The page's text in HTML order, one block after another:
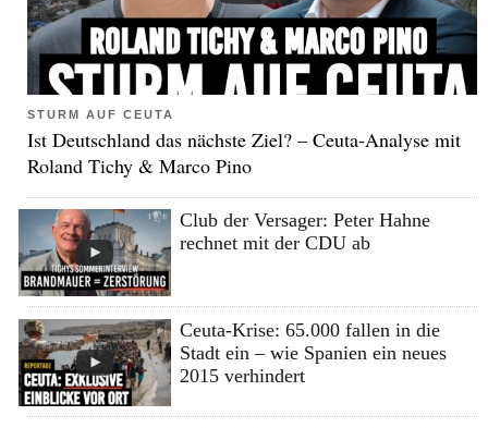
STURM AUF CEUTA
Ist Deutschland das nächste Ziel? – Ceuta-Analyse mit
Roland Tichy & Marco Pino
Club der Versager: Peter Hahne
rechnet mit der CDU ab
Ceuta-Krise: 65.000 fallen in die
Stadt ein – wie Spanien ein neues
2015 verhindert